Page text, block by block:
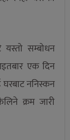
यस्तो सम्बोधन
एक दिन
घरबाट ननिस्कन
क्रम जारी